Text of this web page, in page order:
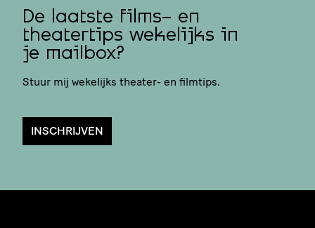
De laatste films- en
theatertips wekelijks in
je mailbox?
Stuur mij wekelijks theater- en filmtips.
INSCHRIJVEN